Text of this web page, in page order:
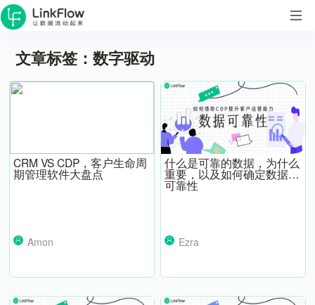
文章标签：数字驱动
CRM VS CDP，客户生命周
期管理软件大盘点
Amon
什么是可靠的数据，为什么
重要，以及如何确定数据的
可靠性
Ezra